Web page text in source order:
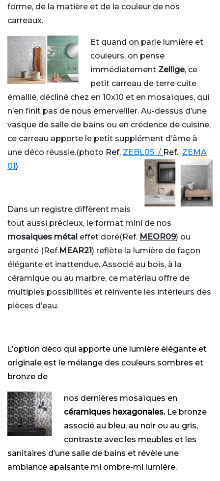
forme, de la matière et de la couleur de nos
carreaux.
Et quand on parle lumière et
couleurs, on pense
immédiatement Zellige, ce
petit carreau de terre cuite
émaillé, décliné chez en 10x10 et en mosaïques, qui
n’en finit pas de nous émerveiller. Au-dessus d’une
vasque de salle de bains ou en crédence de cuisine,
ce carreau apporte le petit supplément d’âme à
une déco réussie.(photo Ref. ZEBL05 / Ref. ZEMA
01)
Dans un registre diffèrent mais
tout aussi précieux, le format mini de nos
mosaiques métal effet doré(Ref. MEOR09) ou
argenté (Ref.MEAR21) reflète la lumière de façon
élégante et inattendue. Associé au bois, à la
céramique ou au marbre, ce matériau offre de
multiples possibilités et réinvente les intérieurs des
pièces d’eau.
L’option déco qui apporte une lumière élégante et
originale est le mélange des couleurs sombres et
bronze de
nos dernières mosaïques en
céramiques hexagonales. Le bronze
associé au bleu, au noir ou au gris,
contraste avec les meubles et les
sanitaires d’une salle de bains et révèle une
ambiance apaisante mi ombre-mi lumière.